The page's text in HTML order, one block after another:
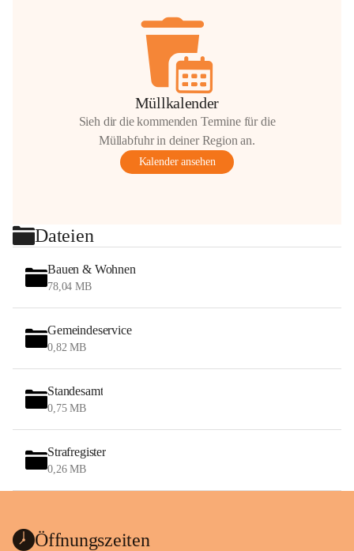
Müllkalender
Sieh dir die kommenden Termine für die
Müllabfuhr in deiner Region an.
Kalender ansehen
Dateien
Bauen & Wohnen
78,04 MB
Gemeindeservice
0,82 MB
Standesamt
0,75 MB
Strafregister
0,26 MB
Öffnungszeiten